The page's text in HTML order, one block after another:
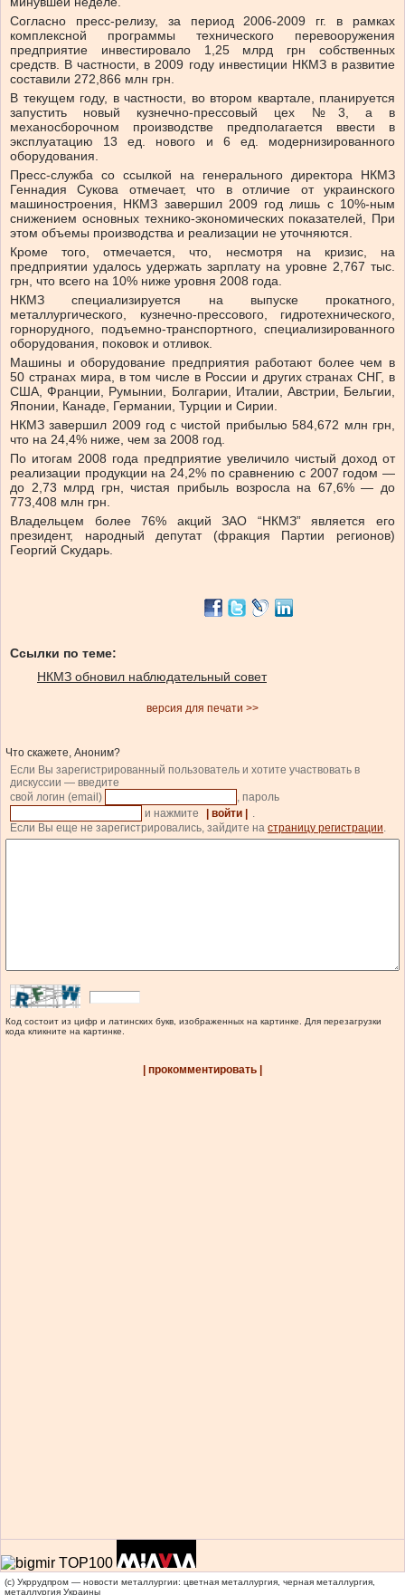
Согласно пресс-релизу, за период 2006-2009 гг. в рамках
комплексной программы технического перевооружения
предприятие инвестировало 1,25 млрд грн собственных
средств. В частности, в 2009 году инвестиции НКМЗ в развитие
составили 272,866 млн грн.
В текущем году, в частности, во втором квартале, планируется
запустить новый кузнечно-прессовый цех №3, а в
механосборочном производстве предполагается ввести в
эксплуатацию 13 ед. нового и 6 ед. модернизированного
оборудования.
Пресс-служба со ссылкой на генерального директора НКМЗ
Геннадия Сукова отмечает, что в отличие от украинского
машиностроения, НКМЗ завершил 2009 год лишь с 10%-ным
снижением основных технико-экономических показателей, При
этом объемы производства и реализации не уточняются.
Кроме того, отмечается, что, несмотря на кризис, на
предприятии удалось удержать зарплату на уровне 2,767 тыс.
грн, что всего на 10% ниже уровня 2008 года.
НКМЗ специализируется на выпуске прокатного,
металлургического, кузнечно-прессового, гидротехнического,
горнорудного, подъемно-транспортного, специализированного
оборудования, поковок и отливок.
Машины и оборудование предприятия работают более чем в
50 странах мира, в том числе в России и других странах СНГ, в
США, Франции, Румынии, Болгарии, Италии, Австрии, Бельгии,
Японии, Канаде, Германии, Турции и Сирии.
НКМЗ завершил 2009 год с чистой прибылью 584,672 млн грн,
что на 24,4% ниже, чем за 2008 год.
По итогам 2008 года предприятие увеличило чистый доход от
реализации продукции на 24,2% по сравнению с 2007 годом —
до 2,73 млрд грн, чистая прибыль возросла на 67,6% — до
773,408 млн грн.
Владельцем более 76% акций ЗАО “НКМЗ” является его
президент, народный депутат (фракция Партии регионов)
Георгий Скударь.
Ссылки по теме:
НКМЗ обновил наблюдательный совет
версия для печати >>
Что скажете, Аноним?
Если Вы зарегистрированный пользователь и хотите участвовать в
дискуссии — введите
свой логин (email)
, пароль
и нажмите
| войти |
.
Если Вы еще не зарегистрировались, зайдите на страницу регистрации.
Код состоит из цифр и латинских букв, изображенных на картинке. Для перезагрузки
кода кликните на картинке.
| прокомментировать |
(c) Укррудпром — новости металлургии: цветная металлургия, черная металлургия,
металлургия Украины